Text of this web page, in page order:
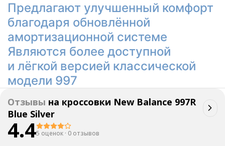
Предлагают улучшенный комфорт
благодаря обновлённой
амортизационной системе
Являются более доступной
и лёгкой версией классической
модели 997
Отзывы на кроссовки New Balance 997R
Blue Silver
4.45 оценок · 0 отзывов